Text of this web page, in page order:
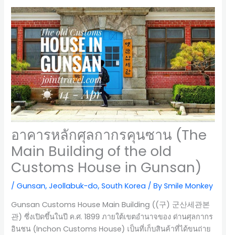
อาคารหลักศุลกากรคุนซาน (The
Main Building of the old
Customs House in Gunsan)
/Gunsan,Jeollabuk-do,South Korea / BySmile Monkey
Gunsan Customs House Main Building ((구) 군산세관본
관) ซึ่งเปิดขึ้นในปี ค.ศ. 1899 ภายใต้เขตอำนาจของ ด่านศุลกากร
อินชน (Inchon Customs House) เป็นที่เก็บสินค้าที่ได้ขนถ่าย